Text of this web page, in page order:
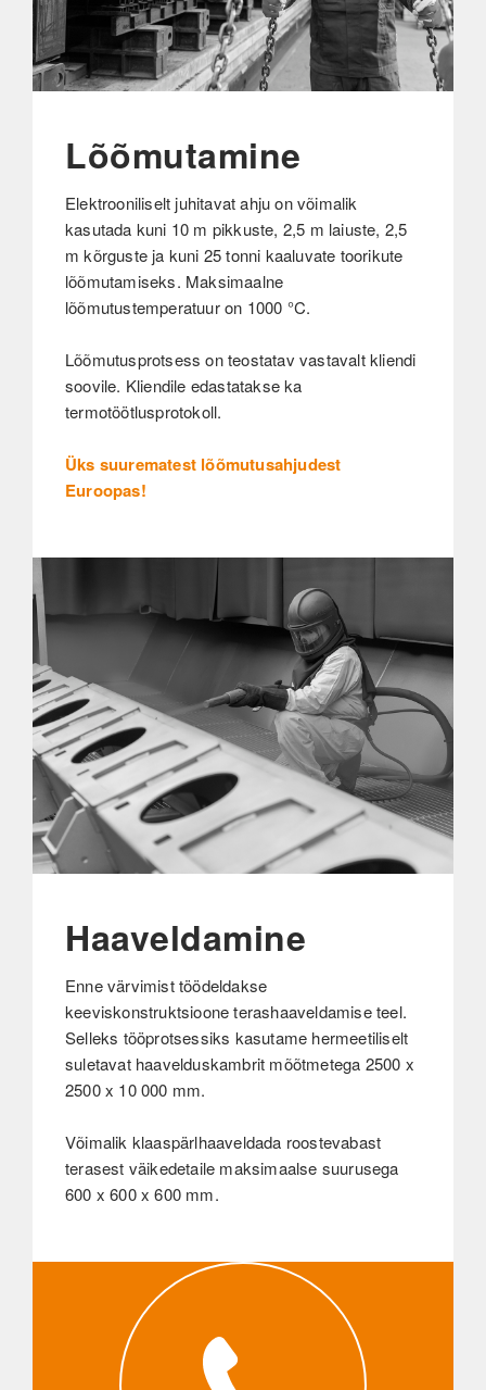
Lõõmutamine
Elektrooniliselt juhitavat ahju on võimalik
kasutada kuni 10 m pikkuste, 2,5 m laiuste, 2,5
m kõrguste ja kuni 25 tonni kaaluvate toorikute
lõõmutamiseks. Maksimaalne
lõõmutustemperatuur on 1000 °C.
Lõõmutusprotsess on teostatav vastavalt kliendi
soovile. Kliendile edastatakse ka
termotöötlusprotokoll.
Üks suurematest lõõmutusahjudest
Euroopas!
Haaveldamine
Enne värvimist töödeldakse
keeviskonstruktsioone terashaaveldamise teel.
Selleks tööprotsessiks kasutame hermeetiliselt
suletavat haavelduskambrit mõõtmetega 2500 x
2500 x 10 000 mm.
Võimalik klaaspärlhaaveldada roostevabast
terasest väikedetaile maksimaalse suurusega
600 x 600 x 600 mm.